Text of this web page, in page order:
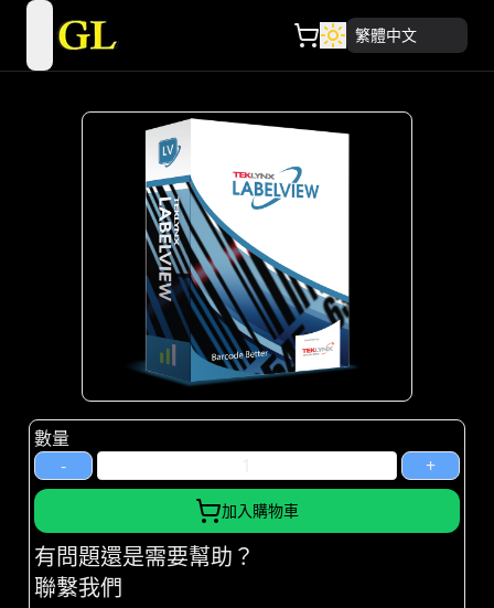
open navigation menu 繁體中文
數量
-
+
加入購物車
有問題還是需要幫助？
聯繫我們